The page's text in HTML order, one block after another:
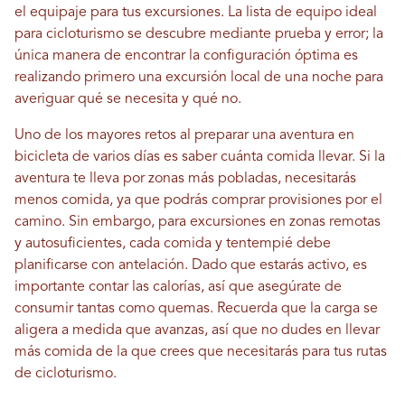
el equipaje para tus excursiones. La lista de equipo ideal
para cicloturismo se descubre mediante prueba y error; la
única manera de encontrar la configuración óptima es
realizando primero una excursión local de una noche para
averiguar qué se necesita y qué no.
Uno de los mayores retos al preparar una aventura en
bicicleta de varios días es saber cuánta comida llevar. Si la
aventura te lleva por zonas más pobladas, necesitarás
menos comida, ya que podrás comprar provisiones por el
camino. Sin embargo, para excursiones en zonas remotas
y autosuficientes, cada comida y tentempié debe
planificarse con antelación. Dado que estarás activo, es
importante contar las calorías, así que asegúrate de
consumir tantas como quemas. Recuerda que la carga se
aligera a medida que avanzas, así que no dudes en llevar
más comida de la que crees que necesitarás para tus rutas
de cicloturismo.